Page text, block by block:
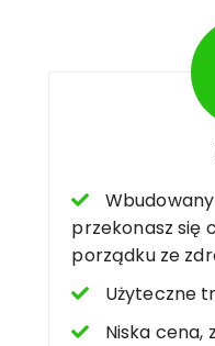
przekonasz się
porządku ze
Użyteczne
Niska cena,